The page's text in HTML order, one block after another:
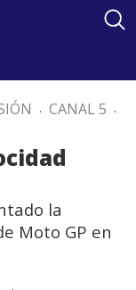
. CANAL 5 .
la
Moto GP en